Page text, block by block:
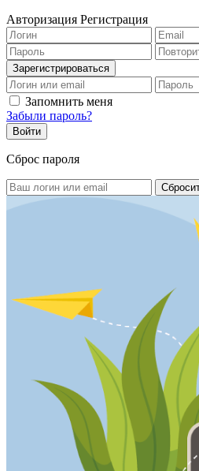
Авторизация Регистрация
Запомнить меня
Забыли пароль?
Сброс пароля